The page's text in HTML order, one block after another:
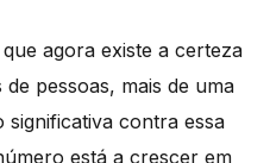
agora existe a certeza
pessoas, mais de uma
contra essa
está a crescer em